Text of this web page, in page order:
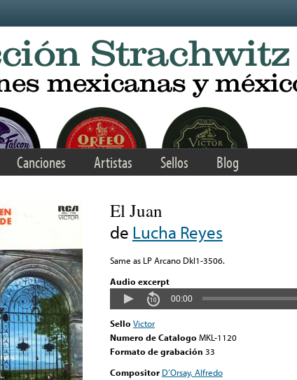
Canciones Artistas Sellos Blog
El Juan
de Lucha Reyes
Same as LP Arcano Dkl1-3506.
Audio excerpt
00:00
Sello Victor
Numero de Catalogo MKL-1120
Formato de grabación 33
Compositor D’Orsay, Alfredo